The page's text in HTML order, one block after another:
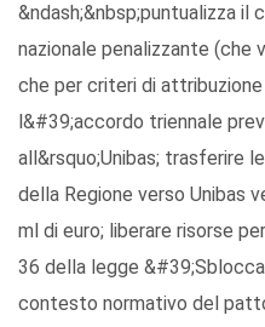
&ndash;&nbsp;puntualizza il
nazionale penalizzante (che
che per criteri di
l&#39;accordo triennale
all&rsquo;Unibas; trasferire
della Regione verso Unibas
ml di euro; liberare risorse
36 della legge
contesto normativo del